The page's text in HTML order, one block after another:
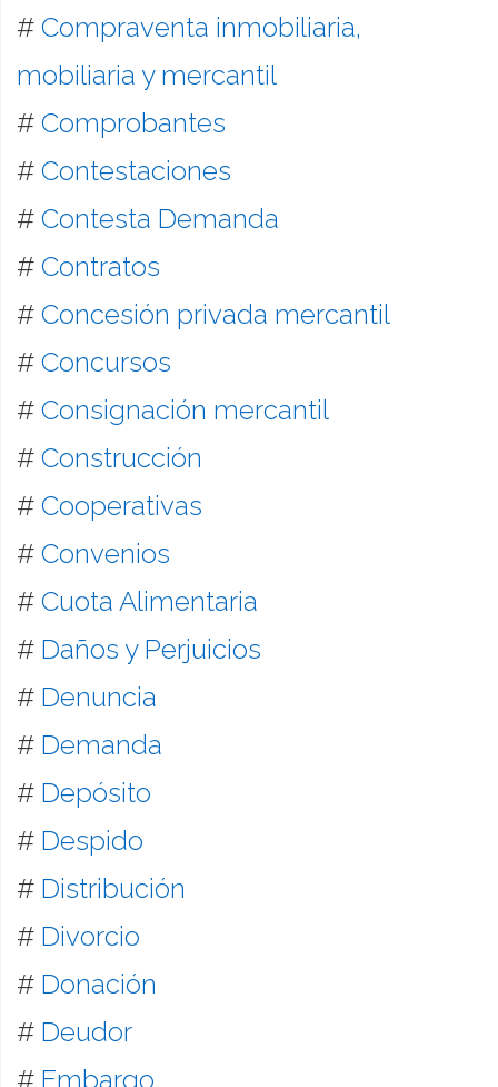
# Compraventa inmobiliaria,
mobiliaria y mercantil
# Comprobantes
# Contestaciones
# Contesta Demanda
# Contratos
# Concesión privada mercantil
# Concursos
# Consignación mercantil
# Construcción
# Cooperativas
# Convenios
# Cuota Alimentaria
# Daños y Perjuicios
# Denuncia
# Demanda
# Depósito
# Despido
# Distribución
# Divorcio
# Donación
# Deudor
# Embargo